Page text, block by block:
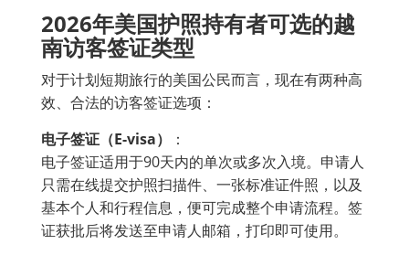
2026年美国护照持有者可选的越
南访客签证类型
对于计划短期旅行的美国公民而言，现在有两种高
效、合法的访客签证选项：
电子签证（E-visa）
：
电子签证适用于90天内的单次或多次入境。申请人
只需在线提交护照扫描件、一张标准证件照，以及
基本个人和行程信息，便可完成整个申请流程。签
证获批后将发送至申请人邮箱，打印即可使用。